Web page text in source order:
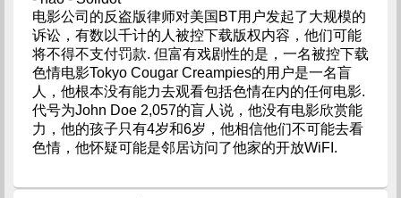
电影公司的反盗版律师对美国BT用户发起了大规模的
诉讼，有数以千计的人被控下载版权内容，他们可能
将不得不支付罚款. 但富有戏剧性的是，一名被控下载
色情电影Tokyo Cougar Creampies的用户是一名盲
人，他根本没有能力去观看包括色情在内的任何电影.
代号为John Doe 2,057的盲人说，他没有电影欣赏能
力，他的孩子只有4岁和6岁，他相信他们不可能去看
色情，他怀疑可能是邻居访问了他家的开放WiFI.